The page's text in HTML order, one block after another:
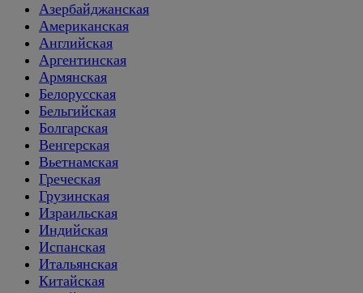
Азербайджанская
Американская
Английская
Аргентинская
Армянская
Белорусская
Бельгийская
Болгарская
Венгерская
Вьетнамская
Греческая
Грузинская
Израильская
Индийская
Испанская
Итальянская
Китайская